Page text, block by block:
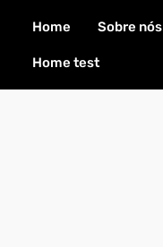
Home Sobre nós
Home test